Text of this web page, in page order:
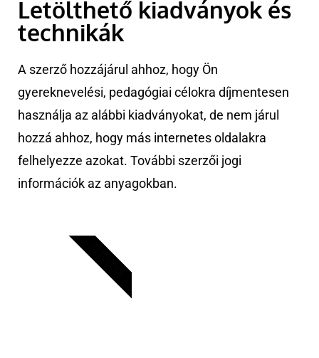
Letölthető kiadványok és
technikák
A szerző hozzájárul ahhoz, hogy Ön
gyereknevelési, pedagógiai célokra díjmentesen
használja az alábbi kiadványokat, de nem járul
hozzá ahhoz, hogy más internetes oldalakra
felhelyezze azokat. További szerzői jogi
információk az anyagokban.
LETÖLTÉS